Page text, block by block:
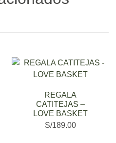
REGALA
CATITEJAS –
LOVE BASKET
S/189.00